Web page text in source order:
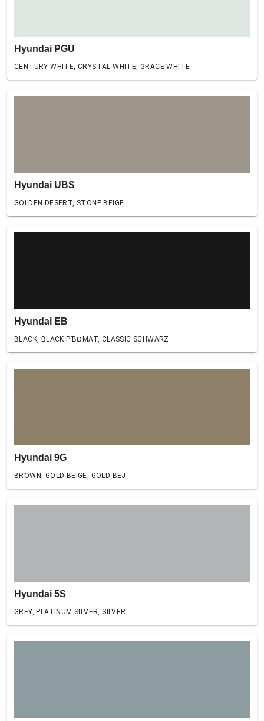
Hyundai PGU
CENTURY WHITE, CRYSTAL WHITE, GRACE WHITE
Hyundai UBS
GOLDEN DESERT, STONE BEIGE
Hyundai EB
BLACK, BLACK Р’В¤MAT, CLASSIC SCHWARZ
Hyundai 9G
BROWN, GOLD BEIGE, GOLD BEJ
Hyundai 5S
GREY, PLATINUM SILVER, SILVER